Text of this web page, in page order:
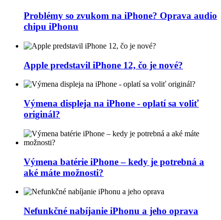
Problémy so zvukom na iPhone? Oprava audio
chipu iPhonu
Apple predstavil iPhone 12, čo je nové?
Výmena displeja na iPhone - oplatí sa voliť
originál?
Výmena batérie iPhone – kedy je potrebná a
aké máte možnosti?
Nefunkčné nabíjanie iPhonu a jeho oprava